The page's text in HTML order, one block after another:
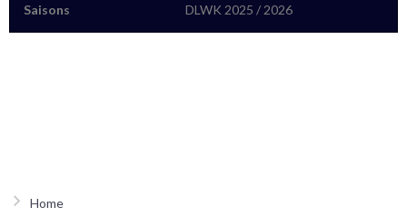
Saisons DLWK 2025 / 2026
Home